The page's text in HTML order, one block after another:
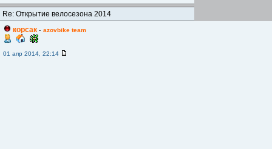
Re: Открытие велосезона 2014
корсак - azovbike team
01 апр 2014, 22:14